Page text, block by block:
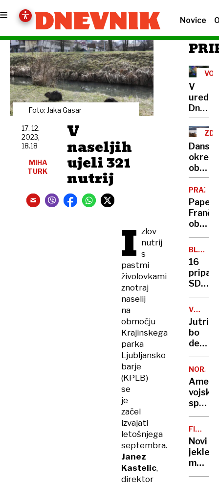
Novice
Foto: Jaka Gasar
V
naseljih
ujeli 321
nutrij
17. 12.
2023,
18.18
MIHA
TURK
I zlov
nutrij
s
pastmi
živolovkami
znotraj
naselij
na
območju
Krajinskega
parka
Ljubljansko
barje
(KPLB)
se
je
začel
izvajati
letošnjega
septembra.
Janez
Kastelic,
direktor
V
vam
želimo
miren
božič
zanima
nakup
Papež
ob
božiču
in
leta
pomen
upanja
BLIŽNJI
VZHOD
16
SDF
ubitih
v
na
Sirije
Jutri
bo
delno
jasno,
NORAD
vojska
po
nebu
Novi
jekleni
mož
prihaja